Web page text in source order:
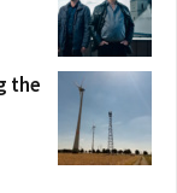
the